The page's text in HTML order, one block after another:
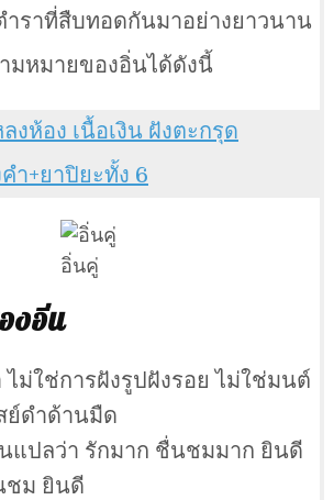
ราที่สืบทอดกันมาอย่างยาวนาน
มหมายของอิ่นได้ดังนี้
งห้อง เนื้อเงิน ฝังตะกรุด
ำ+ยาปิยะทั้ง 6
อิ่นคู่
งอิ่น
ม่ใช่การฝังรูปฝังรอย ไม่ใช่มนต์
ย์ดำด้านมืด
แปลว่า รักมาก ชื่นชมมาก ยินดี
ชม ยินดี